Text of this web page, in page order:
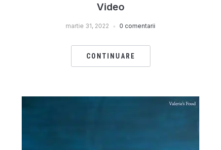
Video
martie 31, 2022 0 comentarii
CONTINUARE